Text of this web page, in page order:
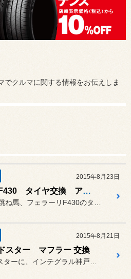
でクルマに関する情報をお伝えしま
2015年8月23日
フェラーリ F430 タイヤ交換 アライメント
2015年8月21日
スター マフラー 交換
NCECロードスターに、インテグラル神戸のN-ZEROスペックマフ...